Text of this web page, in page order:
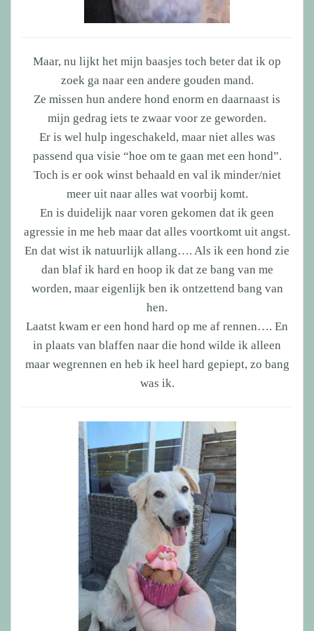
Maar, nu lijkt het mijn baasjes toch beter dat ik op
zoek ga naar een andere gouden mand.
Ze missen hun andere hond enorm en daarnaast is
mijn gedrag iets te zwaar voor ze geworden.
Er is wel hulp ingeschakeld, maar niet alles was
passend qua visie “hoe om te gaan met een hond”.
Toch is er ook winst behaald en val ik minder/niet
meer uit naar alles wat voorbij komt.
En is duidelijk naar voren gekomen dat ik geen
agressie in me heb maar dat alles voortkomt uit angst.
En dat wist ik natuurlijk allang…. Als ik een hond zie
dan blaf ik hard en hoop ik dat ze bang van me
worden, maar eigenlijk ben ik ontzettend bang van
hen.
Laatst kwam er een hond hard op me af rennen…. En
in plaats van blaffen naar die hond wilde ik alleen
maar wegrennen en heb ik heel hard gepiept, zo bang
was ik.